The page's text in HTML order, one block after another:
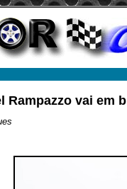
Rampazzo vai em